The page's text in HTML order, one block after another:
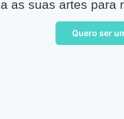
as suas artes para
Quero ser